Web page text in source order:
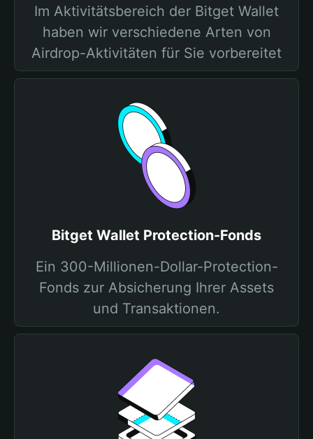
Im Aktivitätsbereich der Bitget Wallet
haben wir verschiedene Arten von
Airdrop-Aktivitäten für Sie vorbereitet
Bitget Wallet Protection-Fonds
Ein 300-Millionen-Dollar-Protection-
Fonds zur Absicherung Ihrer Assets
und Transaktionen.